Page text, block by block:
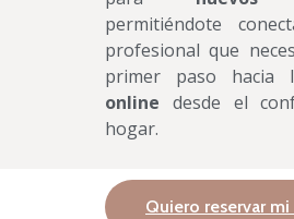
permitiéndote
profesional que
primer paso hacia
online desde el
hogar.
Quiero reservar mi